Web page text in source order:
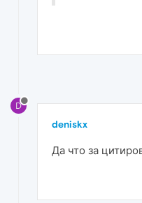
D
deniskx
Да что за